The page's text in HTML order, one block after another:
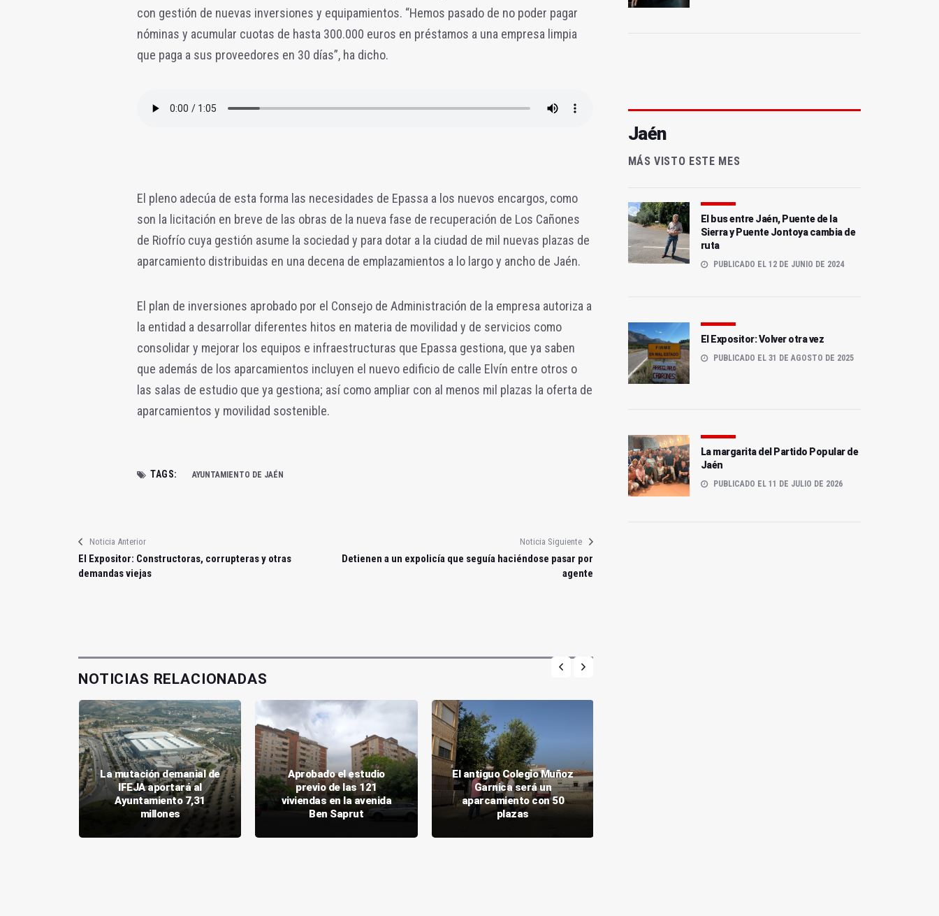
con gestión de nuevas inversiones y equipamientos. “Hemos pasado de no poder pagar
nóminas y acumular cuotas de hasta 300.000 euros en préstamos a una empresa limpia
que paga a sus proveedores en 30 días”, ha dicho.
El pleno adecúa de esta forma las necesidades de Epassa a los nuevos encargos, como
son la licitación en breve de las obras de la nueva fase de recuperación de Los Cañones
de Riofrío cuya gestión asume la sociedad y para dotar a la ciudad de mil nuevas plazas de
aparcamiento distribuidas en una decena de emplazamientos a lo largo y ancho de Jaén.
El plan de inversiones aprobado por el Consejo de Administración de la empresa autoriza a
la entidad a desarrollar diferentes hitos en materia de movilidad y de servicios como
consolidar y mejorar los equipos e infraestructuras que Epassa gestiona, que ya saben
que además de los aparcamientos incluyen el nuevo edificio de calle Elvín entre otros o
las salas de estudio que ya gestiona; así como ampliar con al menos mil plazas la oferta de
aparcamientos y movilidad sostenible.
TAGS: AYUNTAMIENTO DE JAÉN
Noticia Anterior
El Expositor: Constructoras, corrupteras y otras
demandas viejas
Noticia Siguiente
Detienen a un expolicía que seguía haciéndose pasar por
agente
NOTICIAS RELACIONADAS
La mutación demanial de
IFEJA aportará al
Ayuntamiento 7,31
millones
Aprobado el estudio
previo de las 121
viviendas en la avenida
Ben Saprut
El antiguo Colegio Muñoz
Garnica será un
aparcamiento con 50
plazas
Jaén
MÁS VISTO ESTE MES
El bus entre Jaén, Puente de la
Sierra y Puente Jontoya cambia de
ruta
PUBLICADO EL 12 DE JUNIO DE 2024
El Expositor: Volver otra vez
PUBLICADO EL 31 DE AGOSTO DE 2025
La margarita del Partido Popular de
Jaén
PUBLICADO EL 11 DE JULIO DE 2026